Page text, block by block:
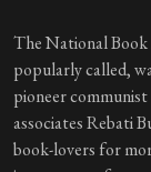
The National Book
popularly called,
pioneer
associates Rebati
book-lovers for